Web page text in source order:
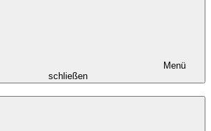
Menü
schließen